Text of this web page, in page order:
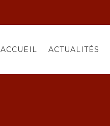
ACCUEIL ACTUALITÉS